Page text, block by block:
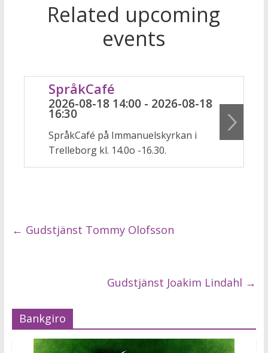
Related upcoming
events
SpråkCafé
2026-08-18 14:00 - 2026-08-18
16:30
SpråkCafé på Immanuelskyrkan i
Trelleborg kl. 14.0o -16.30.
← Gudstjänst Tommy Olofsson
Gudstjänst Joakim Lindahl →
Bankgiro